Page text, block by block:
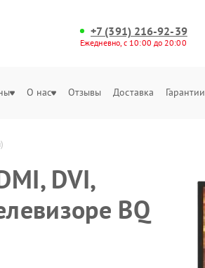
+7 (391) 216-92-39
Ежедневно, с 10:00 до 20:00
О нас Отзывы Доставка Гарантии
DVI,
BQ